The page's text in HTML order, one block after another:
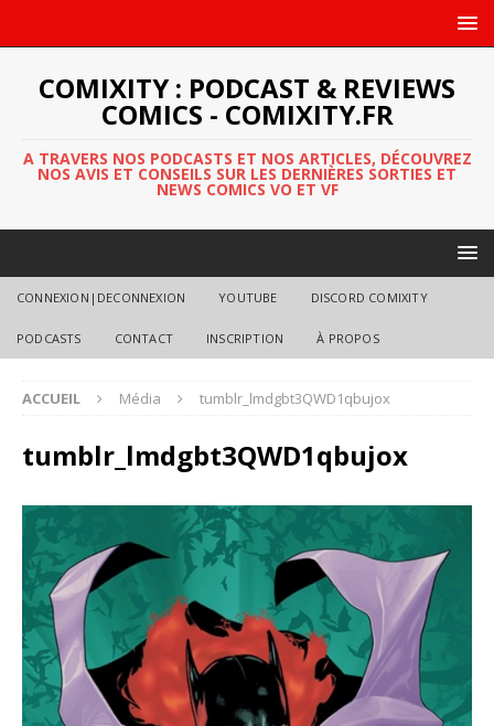
COMIXITY : PODCAST & REVIEWS
COMICS - COMIXITY.FR
A TRAVERS NOS PODCASTS ET NOS ARTICLES, DÉCOUVREZ
NOS AVIS ET CONSEILS SUR LES DERNIÈRES SORTIES ET
NEWS COMICS VO ET VF
CONNEXION|DECONNEXION YOUTUBE DISCORD COMIXITY
PODCASTS CONTACT INSCRIPTION À PROPOS
ACCUEIL Média tumblr_lmdgbt3QWD1qbujox
tumblr_lmdgbt3QWD1qbujox